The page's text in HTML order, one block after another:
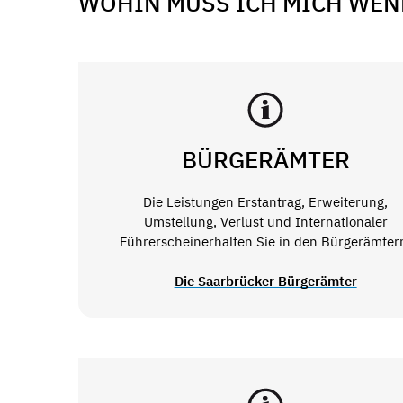
BÜRGERÄMTER
Die Leistungen Erstantrag, Erweiterung,
Umstellung, Verlust und Internationaler
Führerscheinerhalten Sie in den
Die Saarbrücker Bürgerämter